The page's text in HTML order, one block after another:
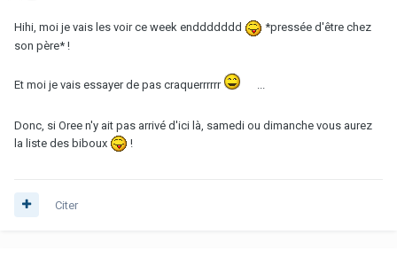
Hihi, moi je vais les voir ce week enddddddd
*pressée d'être chez
son père* !
Et moi je vais essayer de pas craquerrrrrr
Donc, si Oree n'y ait pas arrivé d'ici là, samedi ou dimanche vous aurez
la liste des biboux
!
Citer